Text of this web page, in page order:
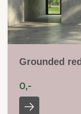
Grounded red
0,-